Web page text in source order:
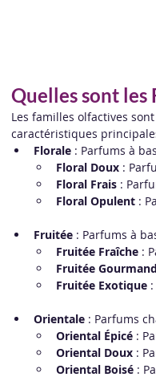
Quelles sont les
Les familles olfactives
caractéristiques
Florale : Parfums à
Floral Doux :
Floral Frais :
Floral Opulent :
Fruitée : Parfums à
Fruitée Fraîche :
Fruitée
Fruitée Exotique
Orientale : Parfums
Oriental Épicé :
Oriental Doux :
Oriental Boisé :